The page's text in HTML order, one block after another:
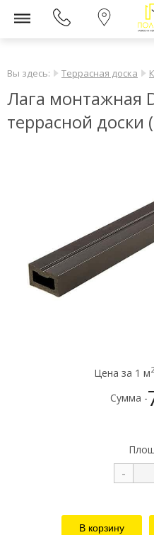
Вы здесь: Террасная доска
Лага монтажная
террасной доски
Цена за 1 м
Сумма -
-